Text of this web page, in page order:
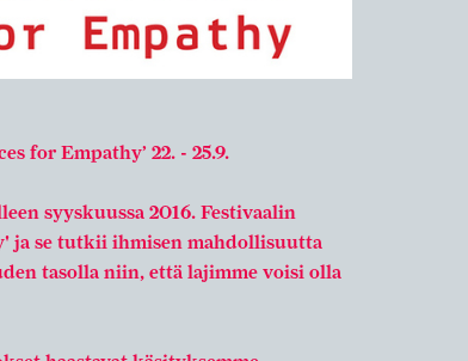
for Empathy’ 22. - 25.9.
syyskuussa 2016. Festivaalin
ja se tutkii ihmisen mahdollisuutta
tasolla niin, että lajimme voisi olla